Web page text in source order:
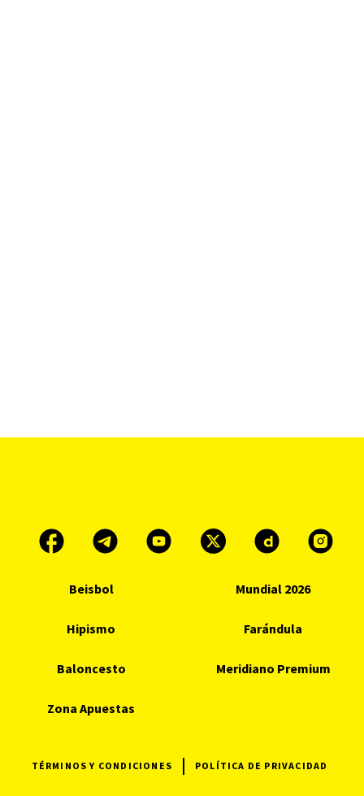
Beisbol Mundial 2026
Hipismo Farándula
Baloncesto Meridiano Premium
Zona Apuestas
TÉRMINOS Y CONDICIONES POLÍTICA DE PRIVACIDAD